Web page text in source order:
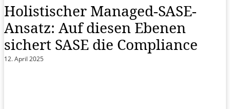
Holistischer Managed-SASE-
Ansatz: Auf diesen Ebenen
sichert SASE die Compliance
12. April 2025